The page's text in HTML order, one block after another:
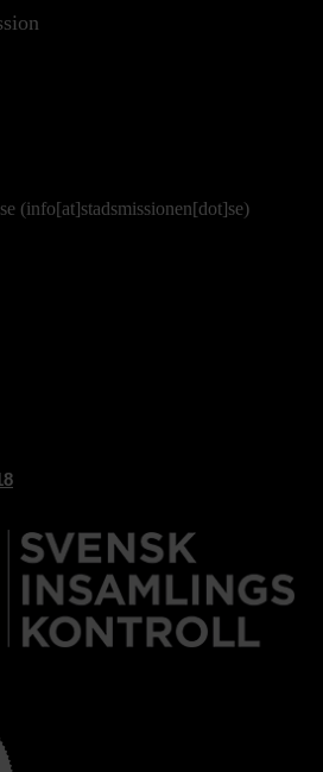
(info[at]stadsmissionen[dot]se)